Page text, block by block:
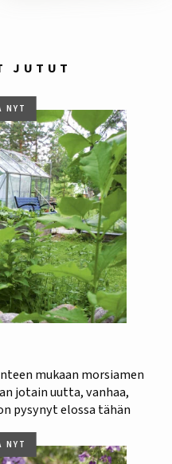
JUTUT
NYT
mukaan morsiamen
jotain uutta, vanhaa,
pysynyt elossa tähän
NYT